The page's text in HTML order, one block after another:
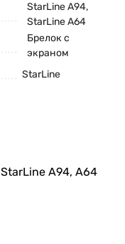
StarLine A94,
StarLine A64
Брелок с
экраном
StarLine
StarLine A94, A64